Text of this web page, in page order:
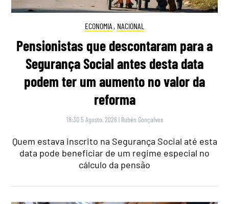
ECONOMIA , NACIONAL
Pensionistas que descontaram para a
Segurança Social antes desta data
podem ter um aumento no valor da
reforma
18:30 5 Agosto, 2026 | Rubén Gonçalves
Quem estava inscrito na Segurança Social até esta
data pode beneficiar de um regime especial no
cálculo da pensão